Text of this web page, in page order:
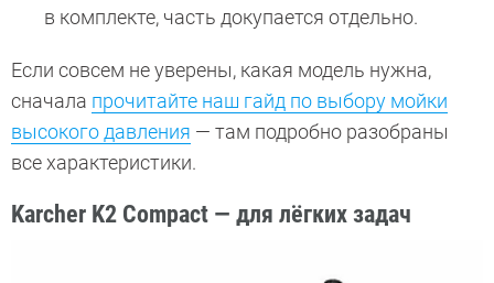
в комплекте, часть докупается отдельно.
Если совсем не уверены, какая модель нужна,
сначала прочитайте наш гайд по выбору мойки
высокого давления — там подробно разобраны
все характеристики.
Karcher K2 Compact — для лёгких задач